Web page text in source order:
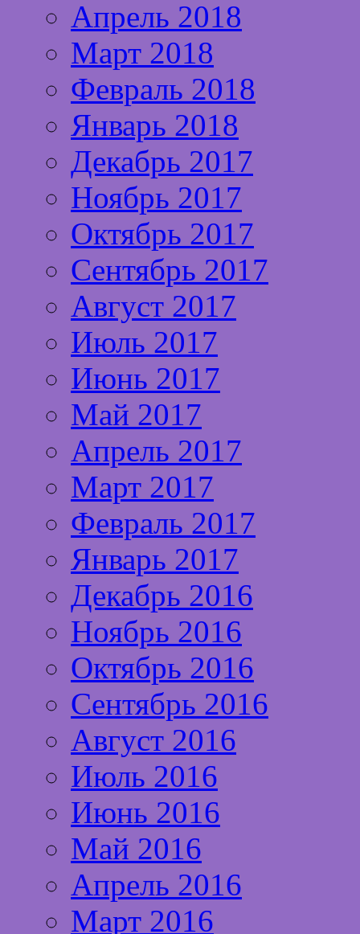
Апрель 2018
Март 2018
Февраль 2018
Январь 2018
Декабрь 2017
Ноябрь 2017
Октябрь 2017
Сентябрь 2017
Август 2017
Июль 2017
Июнь 2017
Май 2017
Апрель 2017
Март 2017
Февраль 2017
Январь 2017
Декабрь 2016
Ноябрь 2016
Октябрь 2016
Сентябрь 2016
Август 2016
Июль 2016
Июнь 2016
Май 2016
Апрель 2016
Март 2016